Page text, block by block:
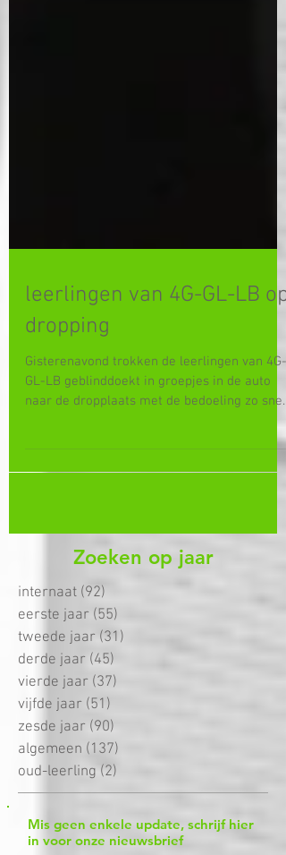
leerlingen van 4G-GL-LB op
dropping
Gisterenavond trokken de leerlingen van 4G-
naar de dropplaats met de bedoeling zo snel
Zoeken op jaar
internaat (92)92 posts
eerste jaar (55)
tweede jaar (31)
derde jaar (45)
vierde jaar (37)
vijfde jaar (51)51 posts
zesde jaar (90)90 posts
algemeen (137)137 posts
oud-leerling
(2) 2 posts